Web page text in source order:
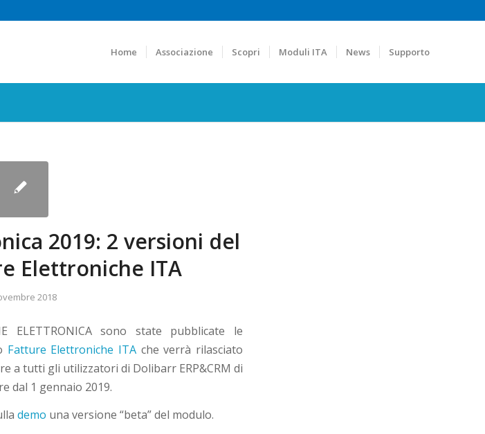
Home Associazione Scopri Moduli ITA News Supporto
2019: 2 versioni del
Elettroniche ITA
2018
ELETTRONICA sono state pubblicate le
Fatture Elettroniche ITAche verrà rilasciato
a tutti gli utilizzatori di Dolibarr ERP&CRM di
dal 1 gennaio 2019.
demo una versione “beta” del modulo.